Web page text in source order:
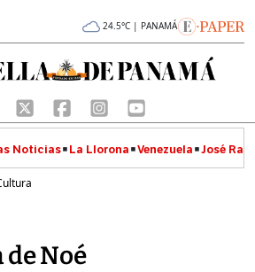
24.5°C | PANAMÁ
Noticias La Llorona Venezuela José
Noé